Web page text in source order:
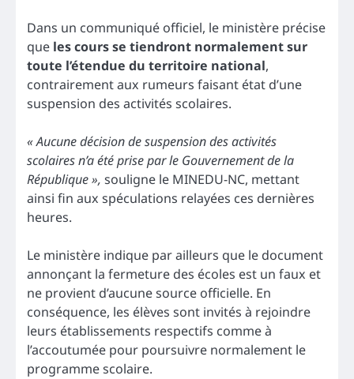
Dans un communiqué officiel, le ministère précise
que les cours se tiendront normalement sur
toute l’étendue du territoire national,
contrairement aux rumeurs faisant état d’une
suspension des activités scolaires.
« Aucune décision de suspension des activités
scolaires n’a été prise par le Gouvernement de la
République », souligne le MINEDU-NC, mettant
ainsi fin aux spéculations relayées ces dernières
heures.
Le ministère indique par ailleurs que le document
annonçant la fermeture des écoles est un faux et
ne provient d’aucune source officielle. En
conséquence, les élèves sont invités à rejoindre
leurs établissements respectifs comme à
l’accoutumée pour poursuivre normalement le
programme scolaire.